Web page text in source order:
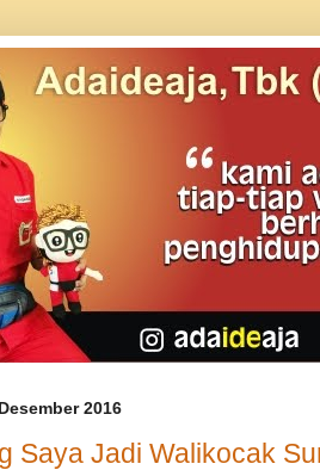
2016
Saya Jadi Walikocak